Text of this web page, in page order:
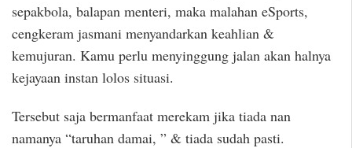
sepakbola, balapan menteri, maka malahan eSports,
cengkeram jasmani menyandarkan keahlian &
kemujuran. Kamu perlu menyinggung jalan akan halnya
kejayaan instan lolos situasi.
Tersebut saja bermanfaat merekam jika tiada nan
namanya “taruhan damai, ” & tiada sudah pasti.